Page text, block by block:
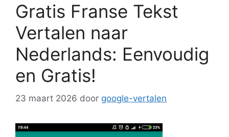
Gratis Franse Tekst
Vertalen naar
Nederlands: Eenvoudig
en Gratis!
23 maart 2026 door google-vertalen